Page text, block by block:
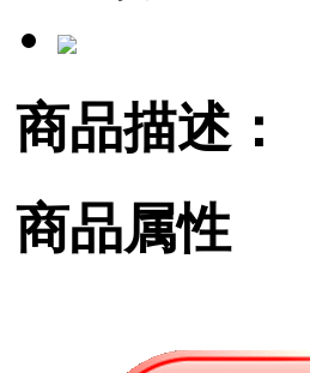
商品描述：
商品属性